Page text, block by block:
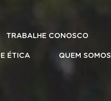
TRABALHE CONOSCO
ÉTICA QUEM SOMOS